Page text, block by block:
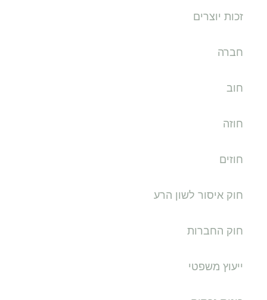
זכות יוצרים
חברה
חוב
חוזה
חוזים
חוק איסור לשון הרע
חוק החברות
ייעוץ משפטי